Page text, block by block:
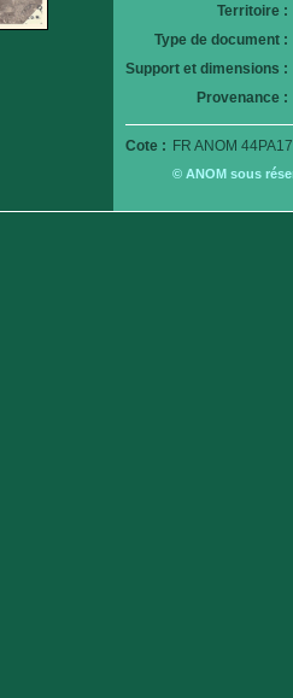
Territoire :
Type de document :
Support et dimensions :
Provenance :
Cote : FR ANOM
© ANOM sous